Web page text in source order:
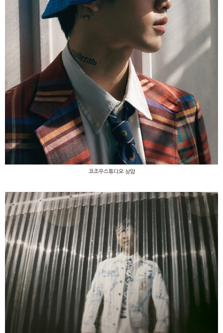
코조우스튜디오 상암
코조우스튜디오 상암
코조우스튜디오 상암